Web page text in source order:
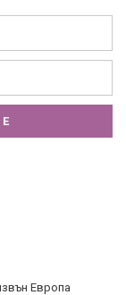
Европа